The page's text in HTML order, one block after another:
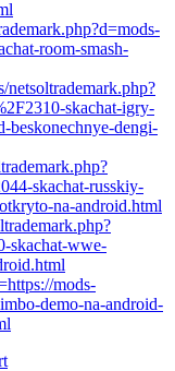
room-smash-
netsoltrademark.php?
skachat-igry-
beskonechnye-dengi-
skachat-russkiy-
na-android.html
skachat-wwe-
mods-
demo-na-android-